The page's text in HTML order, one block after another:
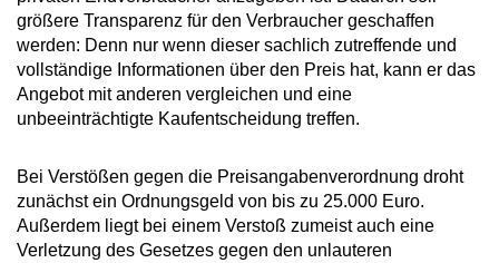
größere Transparenz für den Verbraucher geschaffen
werden: Denn nur wenn dieser sachlich zutreffende und
vollständige Informationen über den Preis hat, kann er das
Angebot mit anderen vergleichen und eine
unbeeinträchtigte Kaufentscheidung treffen.
Bei Verstößen gegen die Preisangabenverordnung droht
zunächst ein Ordnungsgeld von bis zu 25.000 Euro.
Außerdem liegt bei einem Verstoß zumeist auch eine
Verletzung des Gesetzes gegen den unlauteren